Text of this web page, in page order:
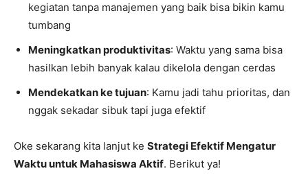
kegiatan tanpa manajemen yang baik bisa bikin kamu
tumbang
Meningkatkan produktivitas: Waktu yang sama bisa
hasilkan lebih banyak kalau dikelola dengan cerdas
Mendekatkan ke tujuan: Kamu jadi tahu prioritas, dan
nggak sekadar sibuk tapi juga efektif
Oke sekarang kita lanjut ke Strategi Efektif Mengatur
Waktu untuk Mahasiswa Aktif. Berikut ya!